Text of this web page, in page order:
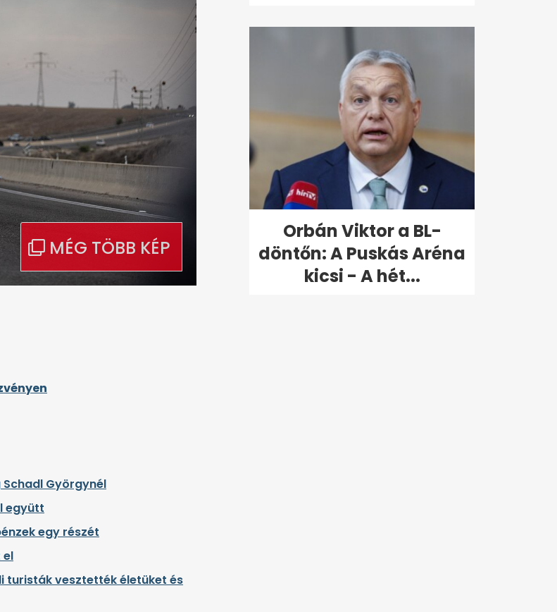
Györgynél
együtt
egy részét
el
turisták vesztették életüket és
Orbán Viktor a BL-
döntőn: A Puskás Aréna
kicsi - A hét...